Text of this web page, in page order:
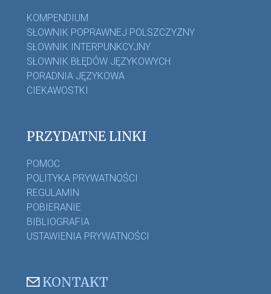
KOMPENDIUM
SŁOWNIK POPRAWNEJ POLSZCZYZNY
SŁOWNIK INTERPUNKCYJNY
SŁOWNIK BŁĘDÓW JĘZYKOWYCH
PORADNIA JĘZYKOWA
CIEKAWOSTKI
PRZYDATNE LINKI
POMOC
POLITYKA PRYWATNOŚCI
REGULAMIN
POBIERANIE
BIBLIOGRAFIA
USTAWIENIA PRYWATNOŚCI
KONTAKT